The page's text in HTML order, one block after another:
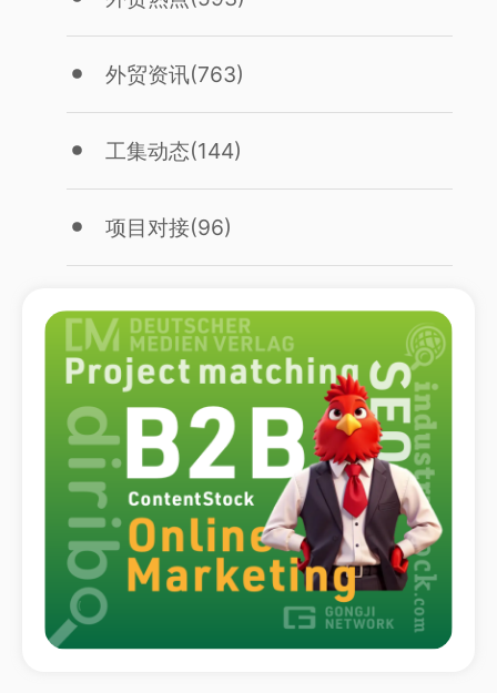
外贸资讯(763)
工集动态(144)
项目对接(96)